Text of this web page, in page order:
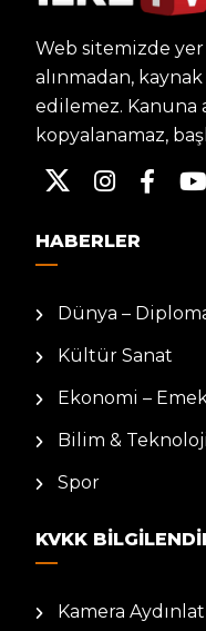
Web sitemizde
alınmadan,
edilemez. Kanuna
kopyalanamaz,
HABERLER
Dünya –
Kültür Sanat
Ekonomi – Emek
Bilim & Teknoloji
Spor
KVKK
Kamera